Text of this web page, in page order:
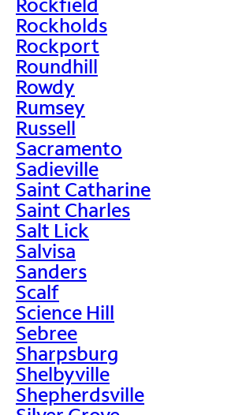
Rockholds
Rockport
Roundhill
Rowdy
Rumsey
Russell
Sacramento
Sadieville
Saint Catharine
Saint Charles
Salt Lick
Salvisa
Sanders
Scalf
Science Hill
Sebree
Sharpsburg
Shelbyville
Shepherdsville